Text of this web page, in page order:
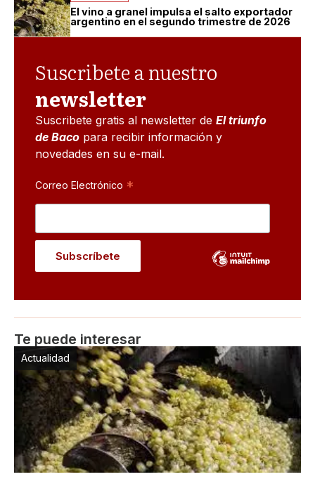
El vino a granel impulsa el salto exportador
argentino en el segundo trimestre de 2026
Suscribete a nuestro
newsletter
Suscribete gratis al newsletter de El triunfo
de Baco para recibir información y
novedades en su e-mail.
Correo Electrónico *
Te puede interesar
Actualidad